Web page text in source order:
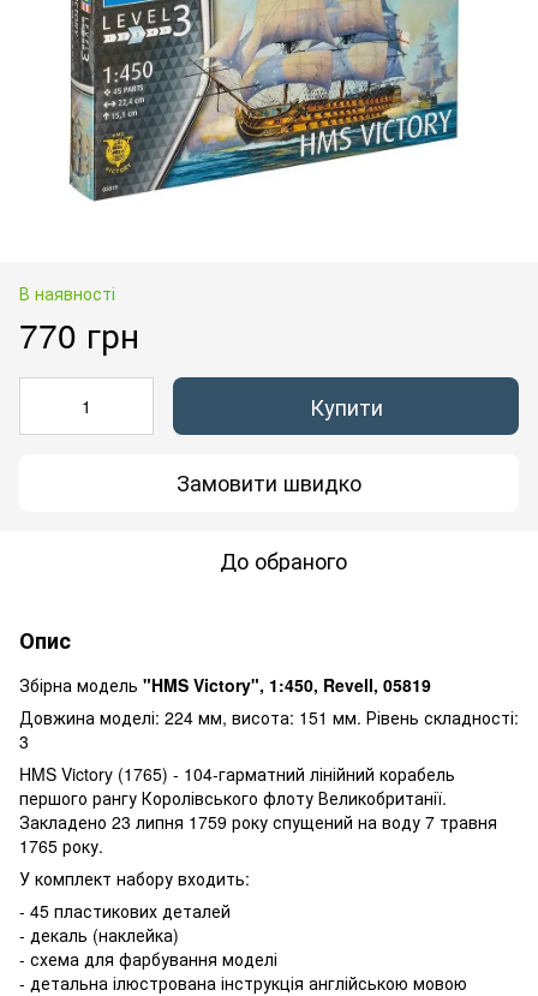
В наявності
770 грн
Купити
Замовити швидко
До обраного
Опис
Збірна модель "HMS Victory", 1:450, Revell, 05819
Довжина моделі: 224 мм, висота: 151 мм. Рівень складності:
3
HMS Victory (1765) - 104-гарматний лінійний корабель
першого рангу Королівського флоту Великобританії.
Закладено 23 липня 1759 року спущений на воду 7 травня
1765 року.
У комплект набору входить:
- 45 пластикових деталей
- декаль (наклейка)
- схема для фарбування моделі
- детальна ілюстрована інструкція англійською мовою